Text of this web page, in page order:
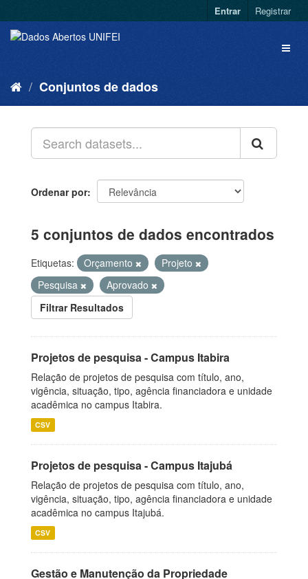
Entrar Registrar
Conjuntos de dados
Ordenar por
5 conjuntos de dados encontrados
Etiquetas: Orçamento
Projeto
Pesquisa
Aprovado
Filtrar Resultados
Projetos de pesquisa - Campus Itabira
Relação de projetos de pesquisa com título, ano,
vigência, situação, tipo, agência financiadora e unidade
acadêmica no campus Itabira.
CSV
Projetos de pesquisa - Campus Itajubá
Relação de projetos de pesquisa com título, ano,
vigência, situação, tipo, agência financiadora e unidade
acadêmica no campus Itajubá.
CSV
Gestão e Manutenção da Propriedade